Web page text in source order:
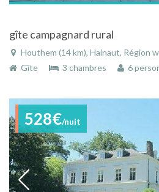
gîte campagnard rural
Houthem (14 km), Hainaut, Région
Gîte
3 chambres 6
528€/nuit